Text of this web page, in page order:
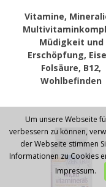
Vitamine,
Müdigkeit und
Erschöpfung,
Folsäure, B12,
Wohlbefinden
Um unsere Webseite
verbessern zu können,
der Webseite stimmen
Informationen zu Cookies
Impressum.